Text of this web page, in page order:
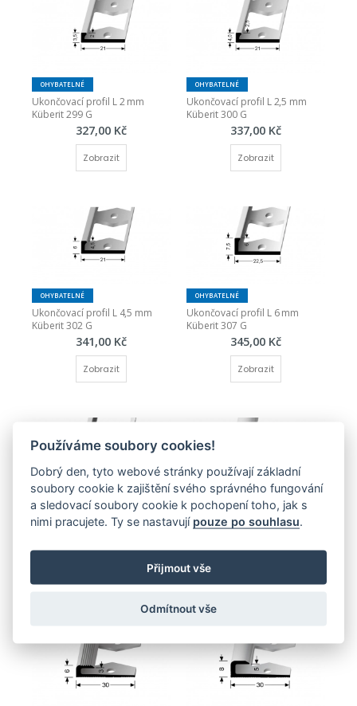
OHYBATELNÉ
Ukončovací profil L 2 mm
Küberit 299 G
327,00 Kč
Zobrazit
OHYBATELNÉ
Ukončovací profil L 2,5 mm
Küberit 300 G
337,00 Kč
Zobrazit
OHYBATELNÉ
Ukončovací profil L 4,5 mm
Küberit 302 G
341,00 Kč
Zobrazit
OHYBATELNÉ
Ukončovací profil L 6 mm
Küberit 307 G
345,00 Kč
Zobrazit
OHYBATELNÉ
Ukončovací profil L  8 mm
361,00 Kč
OHYBATELNÉ ŠROUBOVACÍ
Ukončovací profil pro 3 mm
614,00 Kč
Používáme soubory cookies!
Dobrý den, tyto webové stránky používají základní
soubory cookie k zajištění svého správného fungování
a sledovací soubory cookie k pochopení toho, jak s
nimi pracujete. Ty se nastavují pouze po souhlasu.
Přijmout vše
Odmítnout vše